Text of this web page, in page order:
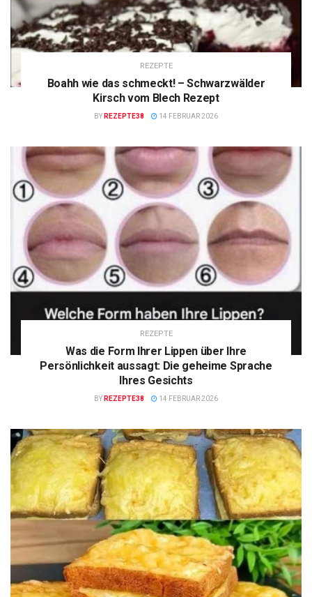
REZEPTE
Boahh wie das schmeckt! – Schwarzwälder
Kirsch vom Blech Rezept
BY REZEPTE38 14 FEBRUAR 2026
REZEPTE
Was die Form Ihrer Lippen über Ihre
Persönlichkeit aussagt: Die geheime Sprache
Ihres Gesichts
BY REZEPTE38 14 FEBRUAR 2026